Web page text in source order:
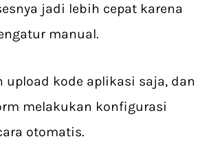
jadi lebih cepat karena
manual.
upload kode aplikasi saja, dan
melakukan konfigurasi
otomatis.